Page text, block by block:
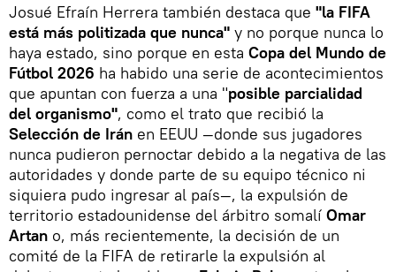
Josué Efraín Herrera también destaca que "la FIFA
está más politizada que nunca" y no porque nunca lo
haya estado, sino porque en esta Copa del Mundo de
Fútbol 2026 ha habido una serie de acontecimientos
que apuntan con fuerza a una "posible parcialidad
del organismo", como el trato que recibió la
Selección de Irán en EEUU —donde sus jugadores
nunca pudieron pernoctar debido a la negativa de las
autoridades y donde parte de su equipo técnico ni
siquiera pudo ingresar al país—, la expulsión de
territorio estadounidense del árbitro somalí Omar
Artan o, más recientemente, la decisión de un
comité de la FIFA de retirarle la expulsión al